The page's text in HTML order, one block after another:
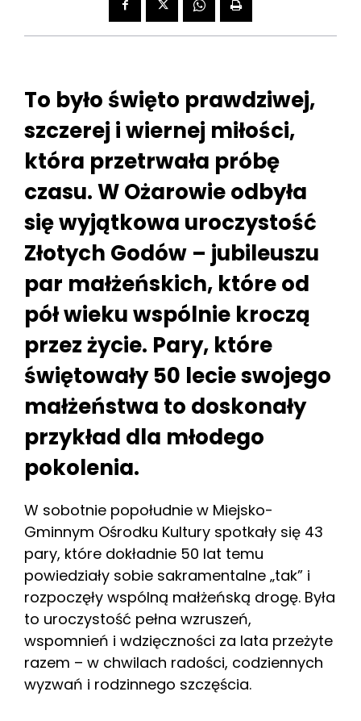
To było święto prawdziwej,
szczerej i wiernej miłości,
która przetrwała próbę
czasu. W Ożarowie odbyła
się wyjątkowa uroczystość
Złotych Godów – jubileuszu
par małżeńskich, które od
pół wieku wspólnie kroczą
przez życie. Pary, które
świętowały 50 lecie swojego
małżeństwa to doskonały
przykład dla młodego
pokolenia.
W sobotnie popołudnie w Miejsko-
Gminnym Ośrodku Kultury spotkały się 43
pary, które dokładnie 50 lat temu
powiedziały sobie sakramentalne „tak” i
rozpoczęły wspólną małżeńską drogę. Była
to uroczystość pełna wzruszeń,
wspomnień i wdzięczności za lata przeżyte
razem – w chwilach radości, codziennych
wyzwań i rodzinnego szczęścia.